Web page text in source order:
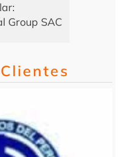
Group SAC